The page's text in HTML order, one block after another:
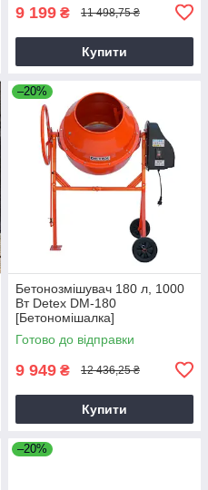
9 199 ₴ 11 498,75 ₴
Купити
–20%
Бетонозмішувач 180 л, 1000
Вт Detex DM-180
[Бетономішалка]
Готово до відправки
9 949 ₴ 12 436,25 ₴
Купити
–20%